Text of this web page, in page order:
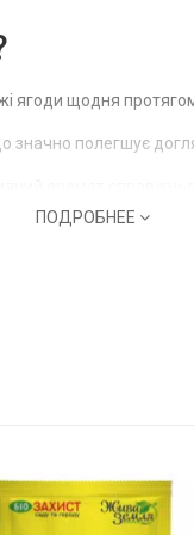
ягоди щодня
значно полегшує
України,
цей сорт може
або балконі
ПОДРОБНЕЕ